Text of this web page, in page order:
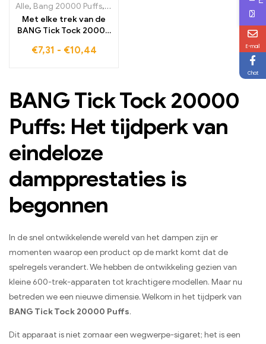
Alle, Bang 20000 Puffs, wegwerp-e-sigaretten Zweden
Met elke trek van de
BANG Tick Tock 20000
Watermelon geniet u
€7,31 - €10,44
BANG Tick Tock 20000
Puffs: Het tijdperk van
eindeloze
dampprestaties is
begonnen
In de snel ontwikkelende wereld van het dampen zijn er
momenten waarop een product op de markt komt dat de
spelregels verandert. We hebben de ontwikkeling gezien van
kleine 600-trek-apparaten tot krachtigere modellen. Maar nu
betreden we een nieuwe dimensie. Welkom in het tijdperk van
BANG Tick Tock 20000 Puffs.
Dit apparaat is niet zomaar een wegwerpe-sigaret; het is een
E-mail
Chat